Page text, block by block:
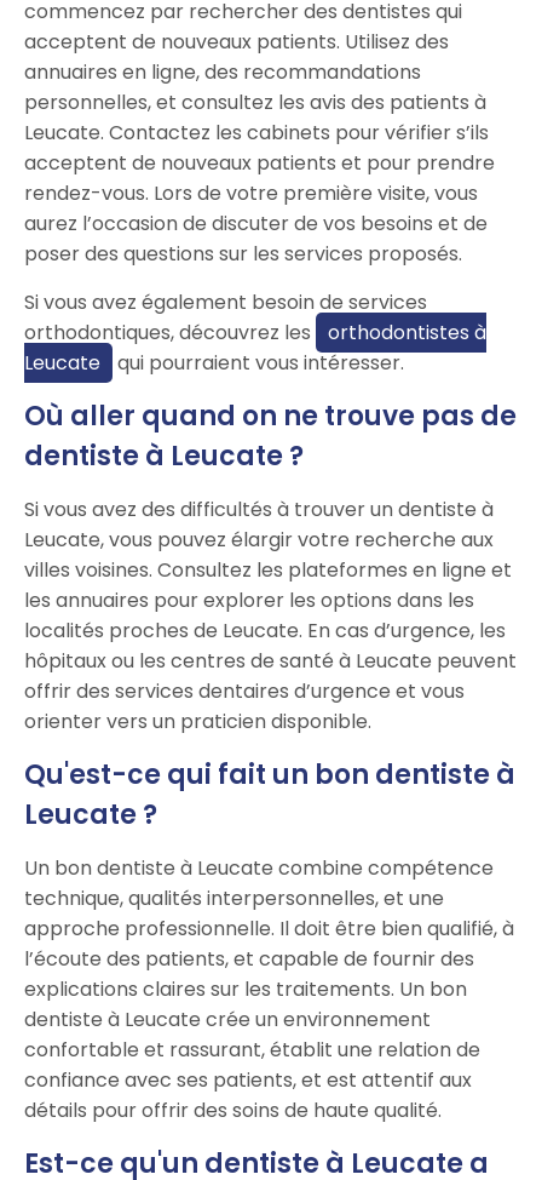
commencez par rechercher des dentistes qui
acceptent de nouveaux patients. Utilisez des
annuaires en ligne, des recommandations
personnelles, et consultez les avis des patients à
Leucate. Contactez les cabinets pour vérifier s’ils
acceptent de nouveaux patients et pour prendre
rendez-vous. Lors de votre première visite, vous
aurez l’occasion de discuter de vos besoins et de
poser des questions sur les services proposés.
Si vous avez également besoin de services
orthodontiques, découvrez les
orthodontistes à
Leucate
qui pourraient vous intéresser.
Où aller quand on ne trouve pas de
dentiste à Leucate ?
Si vous avez des difficultés à trouver un dentiste à
Leucate, vous pouvez élargir votre recherche aux
villes voisines. Consultez les plateformes en ligne et
les annuaires pour explorer les options dans les
localités proches de Leucate. En cas d’urgence, les
hôpitaux ou les centres de santé à Leucate peuvent
offrir des services dentaires d’urgence et vous
orienter vers un praticien disponible.
Qu'est-ce qui fait un bon dentiste à
Leucate ?
Un bon dentiste à Leucate combine compétence
technique, qualités interpersonnelles, et une
approche professionnelle. Il doit être bien qualifié, à
l’écoute des patients, et capable de fournir des
explications claires sur les traitements. Un bon
dentiste à Leucate crée un environnement
confortable et rassurant, établit une relation de
confiance avec ses patients, et est attentif aux
détails pour offrir des soins de haute qualité.
Est-ce qu'un dentiste à Leucate a